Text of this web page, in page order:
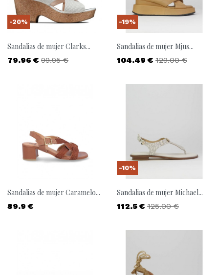
Sandalias de mujer Clarks...
Precio
79.96 € Precio base
99.95 €
-20%
Sandalias de mujer Mjus...
Precio
104.49 € Precio base
129.00 €
-19%
Sandalias de mujer Caramelo...
Precio
89.9 €
Sandalias de mujer Michael...
Precio
112.5 € Precio base
125.00 €
-10%